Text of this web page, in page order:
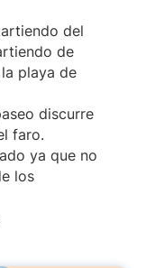
del
de
playa de
discurre
faro.
ya que no
los